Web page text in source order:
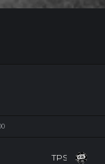
TPS